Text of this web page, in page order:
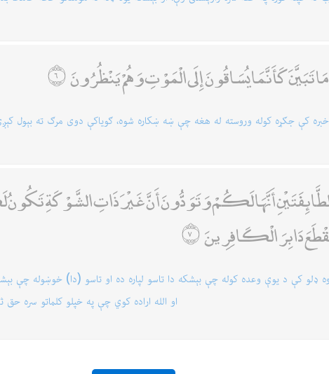
تَبَيَّنَ كَأَنَّمَا يُسَاقُونَ إِلَى الْمَوْتِ وَهُمْ يَنْظُرُونَ
كې جګړه كوله وروسته له هغه چې ښه ښكاره شوه، ګویاكې دوى مرګ ته بېول
أَنَّهَا لَكُمْ وَتَوَدُّونَ أَنَّ غَيْرَ ذَاتِ الشَّوْكَةِ
دَابِرَ الْكَافِرِينَ
ډلو كې د یوې وعده كوله چې بېشكه دا تاسو لپاره ده او تاسو (دا) خوښوله چې
او الله اراده كوي چې په خپلو كلماتو سره